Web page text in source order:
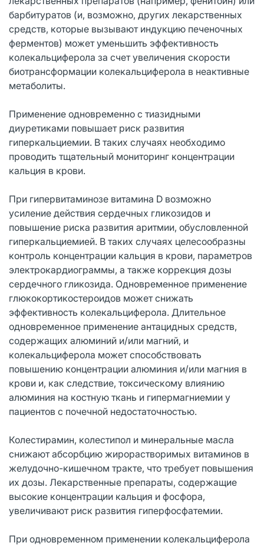
барбитуратов (и, возможно, других лекарственных
средств, которые вызывают индукцию печеночных
ферментов) может уменьшить эффективность
колекальциферола за счет увеличения скорости
биотрансформации колекальциферола в неактивные
метаболиты.
Применение одновременно с тиазидными
диуретиками повышает риск развития
гиперкальциемии. В таких случаях необходимо
проводить тщательный мониторинг концентрации
кальция в крови.
При гипервитаминозе витамина D возможно
усиление действия сердечных гликозидов и
повышение риска развития аритмии, обусловленной
гиперкальциемией. В таких случаях целесообразны
контроль концентрации кальция в крови, параметров
электрокардиограммы, а также коррекция дозы
сердечного гликозида. Одновременное применение
глюкокортикостероидов может снижать
эффективность колекальциферола. Длительное
одновременное применение антацидных средств,
содержащих алюминий и/или магний, и
колекальциферола может способствовать
повышению концентрации алюминия и/или магния в
крови и, как следствие, токсическому влиянию
алюминия на костную ткань и гипермагниемии у
пациентов с почечной недостаточностью.
Колестирамин, колестипол и минеральные масла
снижают абсорбцию жирорастворимых витаминов в
желудочно-кишечном тракте, что требует повышения
их дозы. Лекарственные препараты, содержащие
высокие концентрации кальция и фосфора,
увеличивают риск развития гиперфосфатемии.
При одновременном применении колекальциферола